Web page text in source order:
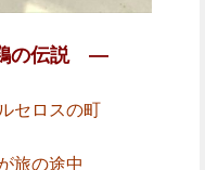
の伝説 ―
セロスの町
旅の途中